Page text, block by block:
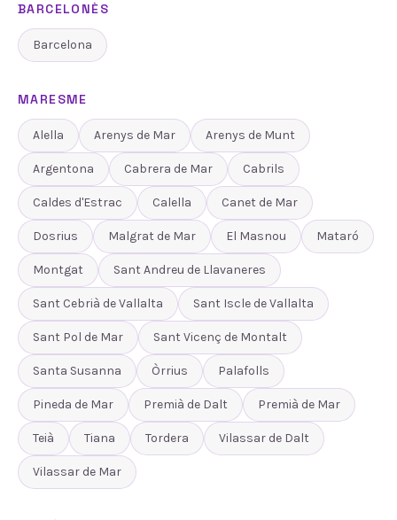
BARCELONÈS
Barcelona
MARESME
Alella Arenys de Mar Arenys de Munt
Argentona Cabrera de Mar Cabrils
Caldes d'Estrac Calella Canet de Mar
Dosrius Malgrat de Mar El Masnou Mataró
Montgat Sant Andreu de Llavaneres
Sant Cebrià de Vallalta Sant Iscle de Vallalta
Sant Pol de Mar Sant Vicenç de Montalt
Santa Susanna Òrrius Palafolls
Pineda de Mar Premià de Dalt Premià de Mar
Teià Tiana Tordera Vilassar de Dalt
Vilassar de Mar